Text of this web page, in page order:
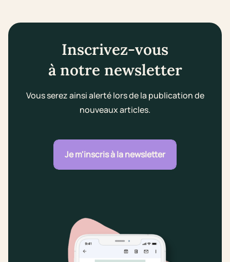
Inscrivez-vous
à notre newsletter
Vous serez ainsi alerté lors de la publication de
nouveaux articles.
Je m'inscris à la newsletter